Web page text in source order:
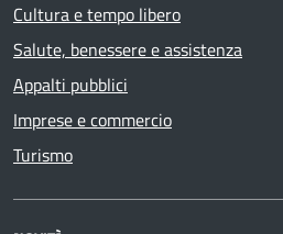
Cultura e tempo libero
Salute, benessere e assistenza
Appalti pubblici
Imprese e commercio
Turismo